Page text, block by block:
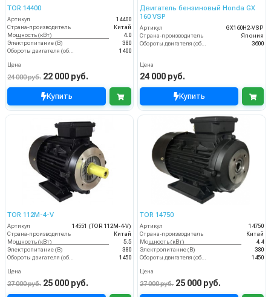
TOR 14400
Артикул
14400
Страна-производитель
Китай
Мощность (кВт)
4.0
Электропитание (В)
380
Обороты двигателя (об/мин)
1400
Цена
24 000 руб. 22 000 руб.
Купить
Двигатель бензиновый Honda GX
160 VSP
Артикул
GX160H2-VSP
Страна-производитель
Япония
Обороты двигателя (об/мин)
3600
Цена
24 000 руб.
Купить
TOR 112M-4-V
Артикул
14551 (TOR 112M-4-V)
Страна-производитель
Китай
Мощность (кВт)
5.5
Электропитание (В)
380
1450
Цена
27 000 руб. 25 000 руб.
TOR 14750
Артикул
14750
Страна-производитель
Китай
Мощность (кВт)
4.4
Электропитание (В)
380
1450
Цена
27 000 руб. 25 000 руб.